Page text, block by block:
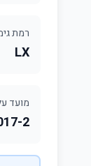
רמת
LX
מועד
2